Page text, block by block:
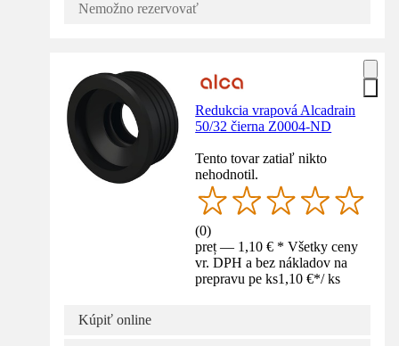
Nemožno rezervovať
Redukcia vrapová Alcadrain
50/32 čierna Z0004-ND
Tento tovar zatiaľ nikto
nehodnotil.
(0)
preț — 1,10 € * Všetky ceny
vr. DPH a bez nákladov na
prepravu pe ks1,10 €*/ ks
Kúpiť online